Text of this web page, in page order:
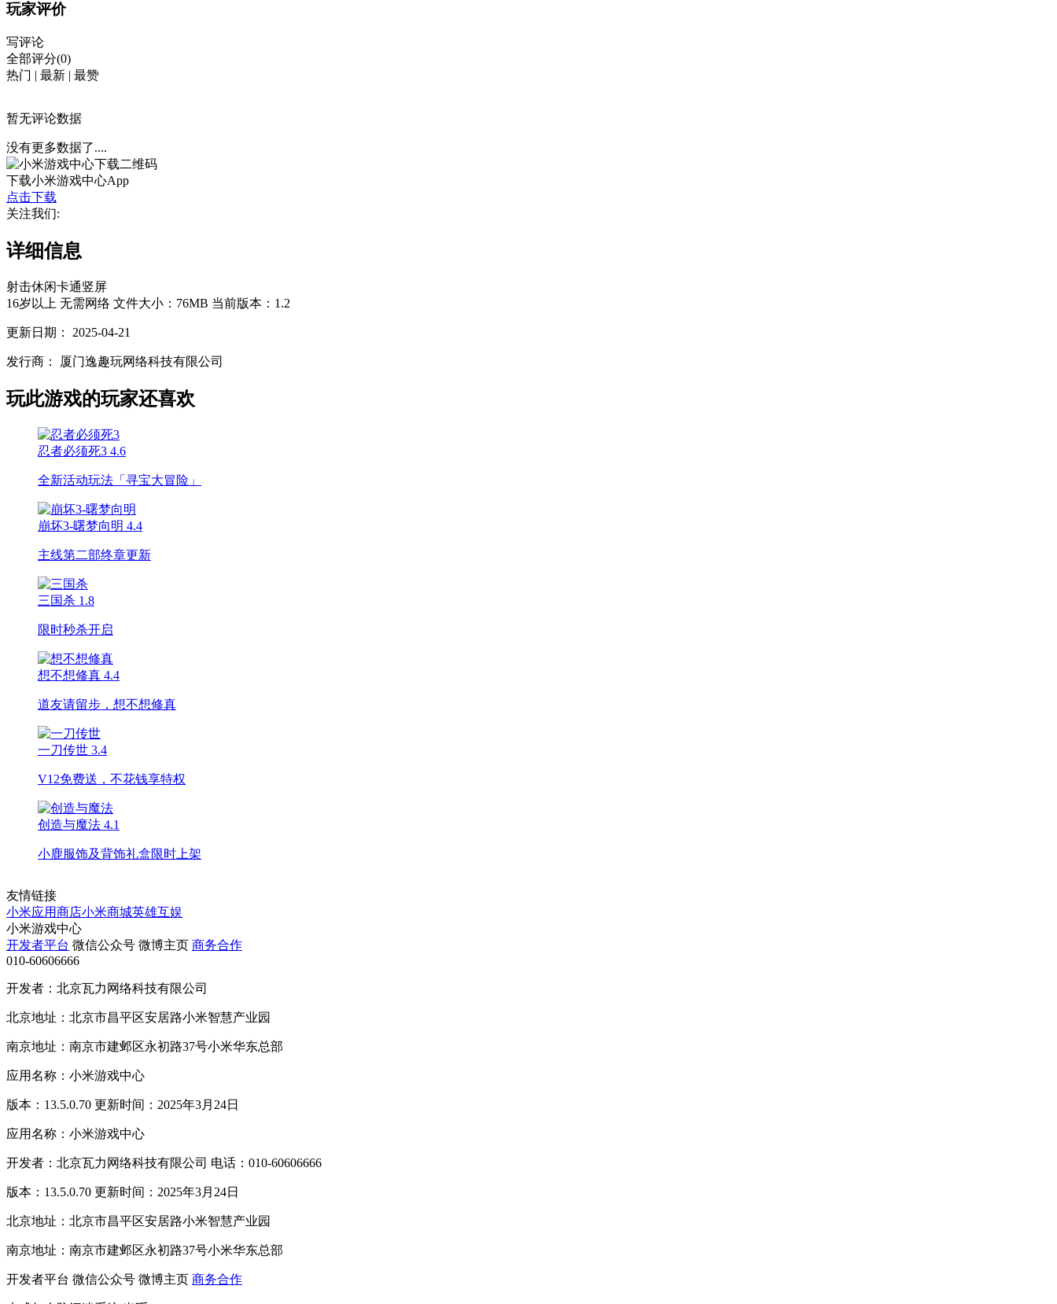
玩家评价
写评论
全部评分(0)
热门 | 最新 | 最赞
暂无评论数据
没有更多数据了....
下载小米游戏中心App
点击下载
关注我们:
详细信息
射击休闲卡通竖屏
16岁以上 无需网络 文件大小：76MB 当前版本：1.2
更新日期： 2025-04-21
发行商： 厦门逸趣玩网络科技有限公司
玩此游戏的玩家还喜欢
忍者必须死3 4.6
全新活动玩法「寻宝大冒险」
崩坏3-曙梦向明 4.4
主线第二部终章更新
三国杀 1.8
限时秒杀开启
想不想修真 4.4
道友请留步，想不想修真
一刀传世 3.4
V12免费送，不花钱享特权
创造与魔法 4.1
小鹿服饰及背饰礼盒限时上架
友情链接
小米应用商店小米商城英雄互娱
小米游戏中心
开发者平台 微信公众号 微博主页 商务合作
010-60606666
开发者：北京瓦力网络科技有限公司
北京地址：北京市昌平区安居路小米智慧产业园
南京地址：南京市建邺区永初路37号小米华东总部
应用名称：小米游戏中心
版本：13.5.0.70 更新时间：2025年3月24日
应用名称：小米游戏中心
开发者：北京瓦力网络科技有限公司 电话：010-60606666
版本：13.5.0.70 更新时间：2025年3月24日
北京地址：北京市昌平区安居路小米智慧产业园
南京地址：南京市建邺区永初路37号小米华东总部
开发者平台 微信公众号 微博主页 商务合作